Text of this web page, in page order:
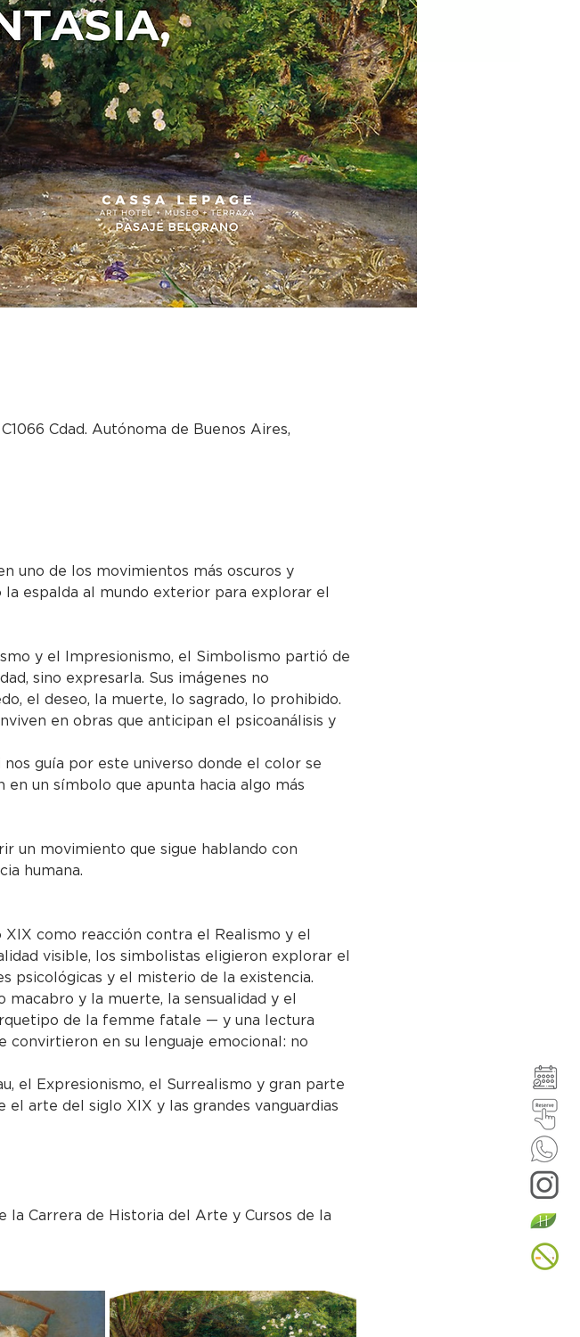
Cdad. Autónoma de Buenos Aires,
uno de los movimientos más oscuros y
espalda al mundo exterior para explorar el
y el Impresionismo, el Simbolismo partió de
sino expresarla. Sus imágenes no
el deseo, la muerte, lo sagrado, lo prohibido.
en obras que anticipan el psicoanálisis y
guía por este universo donde el color se
en un símbolo que apunta hacia algo más
un movimiento que sigue hablando con
humana.
como reacción contra el Realismo y el
visible, los simbolistas eligieron explorar el
psicológicas y el misterio de la existencia.
macabro y la muerte, la sensualidad y el
de la femme fatale — y una lectura
en su lenguaje emocional: no
el Expresionismo, el Surrealismo y gran parte
arte del siglo XIX y las grandes vanguardias
la Carrera de Historia del Arte y Cursos de la